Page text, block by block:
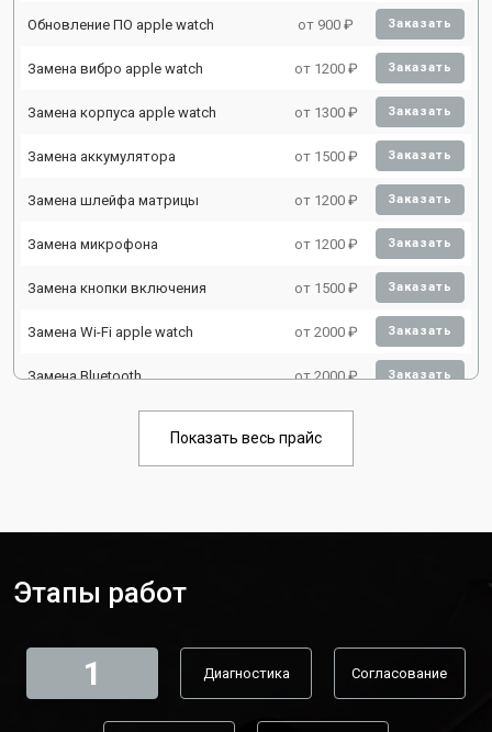
Обновление ПО apple watch от 900 ₽ Заказать
Замена вибро apple watch от 1200 ₽ Заказать
Замена корпуса apple watch от 1300 ₽ Заказать
Замена аккумулятора от 1500 ₽ Заказать
Замена шлейфа матрицы от 1200 ₽ Заказать
Замена микрофона от 1200 ₽ Заказать
Замена кнопки включения от 1500 ₽ Заказать
Замена Wi-Fi apple watch от 2000 ₽ Заказать
Замена Bluetooth от 2000 ₽ Заказать
Показать весь прайс
Этапы работ
1 Диагностика Согласование